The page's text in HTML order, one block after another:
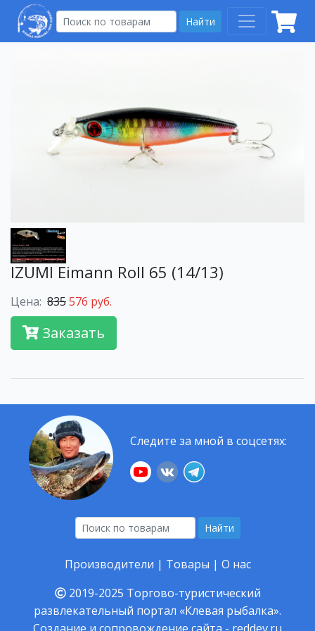
Найти
IZUMI Eimann Roll 65 (14/13)
Цена: 835576 руб.
Заказать
Следите за мной в соцсетях:
Найти
Производители | Товары | О нас
2019-2025 Торгово-туристический
развлекательный портал «Клевая рыбалка».